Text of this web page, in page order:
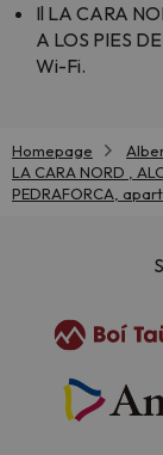
Il LA CARA
A LOS PIES
Wi-Fi.
Homepage
LA CARA NORD ,
PEDRAFORCA,